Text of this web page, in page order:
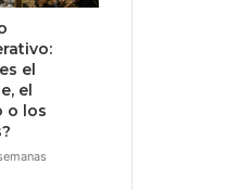
el
el
o los